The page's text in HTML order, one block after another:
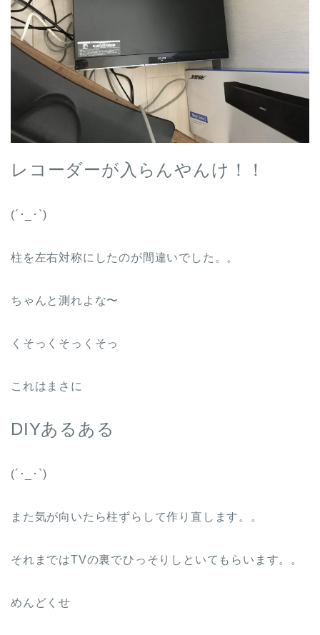
レコーダーが入らんやんけ！！
(´･_･`)
柱を左右対称にしたのが間違いでした。。
ちゃんと測れよな〜
くそっくそっくそっ
これはまさに
DIYあるある
(´･_･`)
また気が向いたら柱ずらして作り直します。。
それまではTVの裏でひっそりしといてもらいます。。
めんどくせ